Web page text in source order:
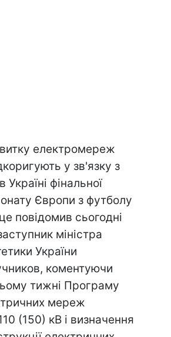
електромереж
у зв'язку з
фінальної
Європи з футболу
повідомив сьогодні
міністра
України
коментуючи
тижні Програму
мереж
(150) кВ і визначення